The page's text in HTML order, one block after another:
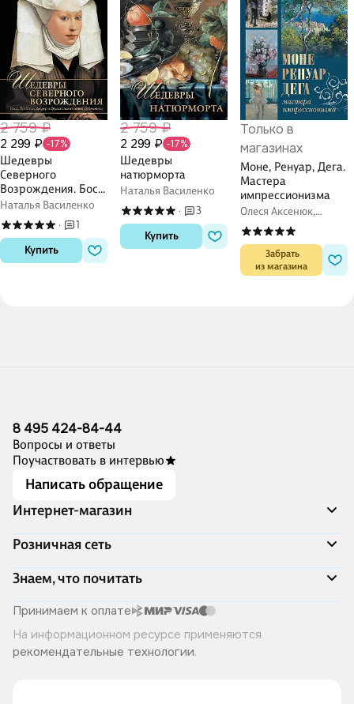
2 759 ₽
2 299 ₽ -17%
Шедевры
Северного
Возрождения. Босх,
Брейгель, Дюрер и
другие знаменитые
художники
Наталья Василенко
·
1
Купить
2 759 ₽
2 299 ₽ -17%
Шедевры
натюрморта
Наталья Василенко
·
3
Купить
Только в
магазинах
Моне, Ренуар, Дега.
Мастера
импрессионизма
Олеся Аксенюк,
Екатерина Громова,
Марина Торопыгина
Забрать
из магазина
8 495 424-84-44
Вопросы и ответы
Поучаствовать в интервью
Написать обращение
Интернет-магазин
Акции
Доставка и оплата
Программа лояльности
Подарочные сертификаты
Правила продажи
Политика конфиденциальности
Розничная сеть
Адреса магазинов
Книжный Дозор
О компании
Читай-город для бизнеса
Хотите у нас работать?
Знаем, что почитать
Скоро в продаже
Лучшие из лучших
Читай-журнал
Принимаем к оплате
На информационном ресурсе применяются
рекомендательные технологии.